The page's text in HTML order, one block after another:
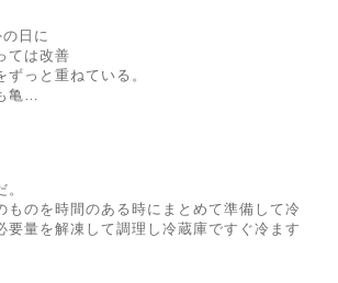
日に
ては改善
っと重ねている。
亀…
ものを時間のある時にまとめて準備して冷
要量を解凍して調理し冷蔵庫ですぐ冷ます